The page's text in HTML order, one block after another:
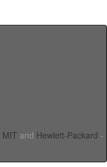
MIT and Hewlett-Packard -